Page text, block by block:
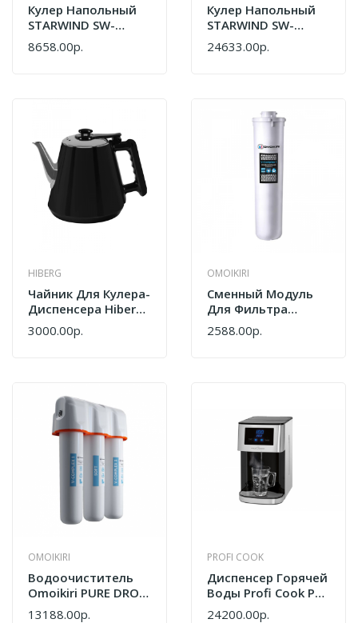
Кулер Напольный
STARWIND SW-
1011EB Черный/
Серебристый
8658.00р.
Кулер Напольный
STARWIND SW-
1012CW Белый
24633.00р.
HIBERG
Чайник Для Кулера-
Диспенсера Hiberg
F-91FGB F-91FGY
3000.00р.
OMOIKIRI
Cменный Модуль
Для Фильтра
Omoikiri V-Complex
1 4998013
2588.00р.
OMOIKIRI
Водоочиститель
Omoikiri PURE DROP
Soft 4998031
13188.00р.
PROFI COOK
Диспенсер Горячей
Воды Profi Cook PC-
HWS 1145
24200.00р.